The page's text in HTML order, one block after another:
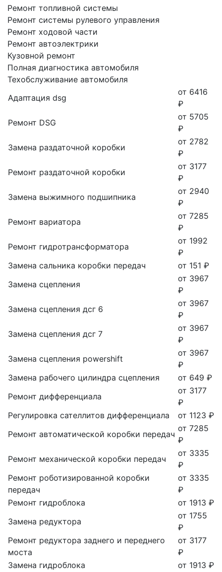
Ремонт топливной системы
Ремонт системы рулевого управления
Ремонт ходовой части
Ремонт автоэлектрики
Кузовной ремонт
Полная диагностика автомобиля
Техобслуживание автомобиля
Адаптация dsg
от 6416
₽
Ремонт DSG
от 5705
₽
Замена раздаточной коробки
от 2782
₽
Ремонт раздаточной коробки
от 3177
₽
Замена выжимного подшипника
от 2940
₽
Ремонт вариатора
от 7285
₽
Ремонт гидротрансформатора
от 1992
₽
Замена сальника коробки передач
от 151 ₽
Замена сцепления
от 3967
₽
Замена сцепления дсг 6
от 3967
₽
Замена сцепления дсг 7
от 3967
₽
Замена сцепления powershift
от 3967
₽
Замена рабочего цилиндра сцепления
от 649 ₽
Ремонт дифференциала
от 3177
₽
Регулировка сателлитов дифференциала
от 1123 ₽
Ремонт автоматической коробки передач
от 7285
₽
Ремонт механической коробки передач
от 3335
₽
Ремонт роботизированной коробки
передач
от 3335
₽
Ремонт гидроблока
от 1913 ₽
Замена редуктора
от 1755
₽
Ремонт редуктора заднего и переднего
моста
от 3177
₽
Замена гидроблока
от 1913 ₽